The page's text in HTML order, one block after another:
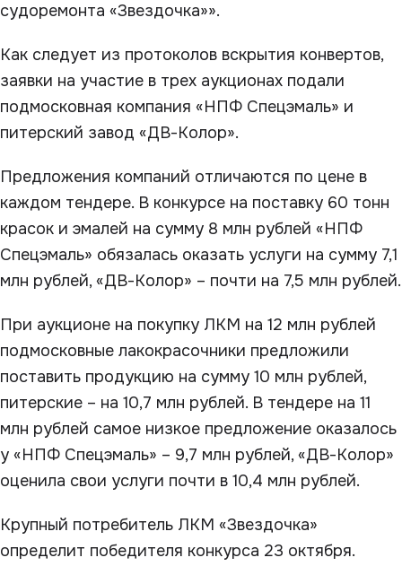
судоремонта «Звездочка»».
Как следует из протоколов вскрытия конвертов,
заявки на участие в трех аукционах подали
подмосковная компания «НПФ Спецэмаль» и
питерский завод «ДВ-Колор».
Предложения компаний отличаются по цене в
каждом тендере. В конкурсе на поставку 60 тонн
красок и эмалей на сумму 8 млн рублей «НПФ
Спецэмаль» обязалась оказать услуги на сумму 7,1
млн рублей, «ДВ-Колор» – почти на 7,5 млн рублей.
При аукционе на покупку ЛКМ на 12 млн рублей
подмосковные лакокрасочники предложили
поставить продукцию на сумму 10 млн рублей,
питерские – на 10,7 млн рублей. В тендере на 11
млн рублей самое низкое предложение оказалось
у «НПФ Спецэмаль» – 9,7 млн рублей, «ДВ-Колор»
оценила свои услуги почти в 10,4 млн рублей.
Крупный потребитель ЛКМ «Звездочка»
определит победителя конкурса 23 октября.